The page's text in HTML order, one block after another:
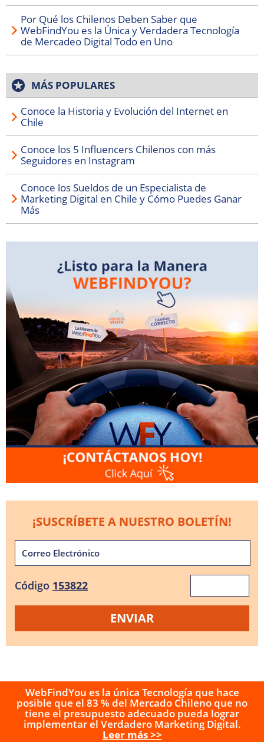
Por Qué los Chilenos Deben Saber que
WebFindYou es la Única y Verdadera Tecnología
de Mercadeo Digital Todo en Uno
MÁS POPULARES
Conoce la Historia y Evolución del Internet en
Chile
Conoce los 5 Influencers Chilenos con más
Seguidores en Instagram
Conoce los Sueldos de un Especialista de
Marketing Digital en Chile y Cómo Puedes Ganar
Más
¡SUSCRÍBETE A NUESTRO BOLETÍN!
Código 153822
WebFindYou es la única Tecnología que hace
posible que el 83 % del Mercado Chileno que no
tiene el presupuesto adecuado pueda lograr
implementar el Verdadero Marketing Digital.
Leer más >>